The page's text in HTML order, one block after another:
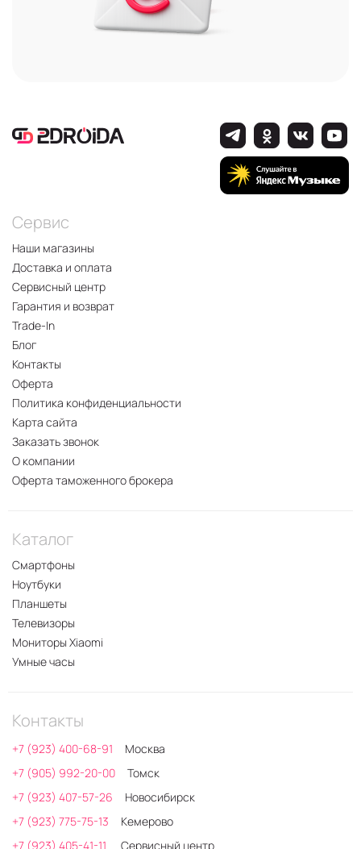
Сервис
Наши магазины
Доставка и оплата
Сервисный центр
Гарантия и возврат
Trade-In
Блог
Контакты
Оферта
Политика конфиденциальности
Карта сайта
Заказать звонок
О компании
Оферта таможенного брокера
Каталог
Смартфоны
Ноутбуки
Планшеты
Телевизоры
Мониторы Xiaomi
Умные часы
Контакты
+7 (923) 400-68-91
Москва
+7 (905) 992-20-00
Томск
+7 (923) 407-57-26
Новосибирск
+7 (923) 775-75-13
Кемерово
+7 (923) 405-41-11
Сервисный центр